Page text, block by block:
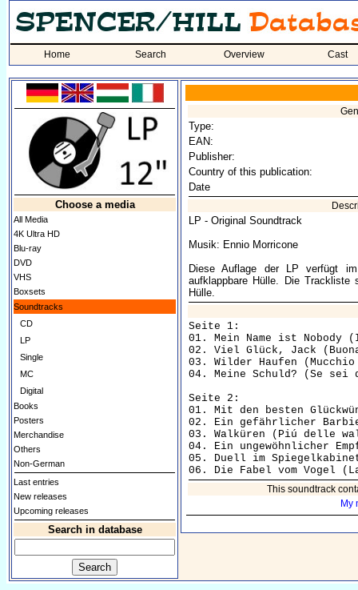
Home Search Overview Cast
Choose a media
All Media
4K Ultra HD
Blu-ray
DVD
VHS
Boxsets
Soundtracks
CD
LP
Single
MC
Digital
Books
Posters
Merchandise
Others
Non-German
Last entries
New releases
Upcoming releases
Search in database
Type:
EAN:
Publisher:
Country of this publication:
Date
LP - Original Soundtrack
Musik: Ennio Morricone
Diese Auflage der LP verfügt
aufklappbare Hülle. Die
Hülle.
Seite 1:
01. Mein Name ist Nobody (Il
02. Viel Glück, Jack (Buona
03. Wilder Haufen (Mucchio
04. Meine Schuld? (Se sei
Seite 2:
01. Mit den besten
02. Ein gefährlicher Barbier
03. Walküren (Piú delle walkirie)
04. Ein ungewöhnlicher
05. Duell im
This soundtrack
My